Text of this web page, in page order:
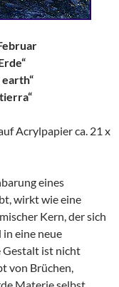
Acrylpapier ca. 21 x
eines
wirkt wie eine
Kern, der sich
eine neue
Gestalt ist nicht
von Brüchen,